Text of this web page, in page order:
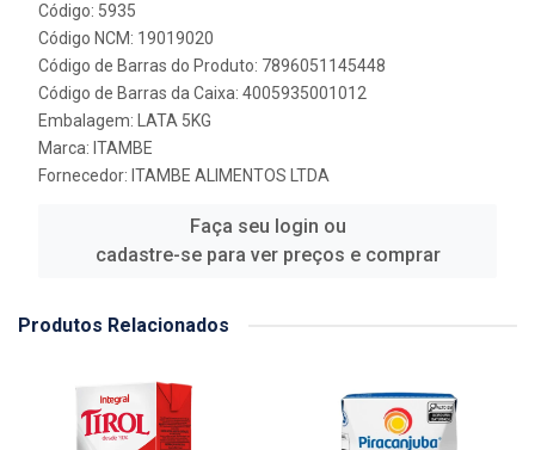
Código: 5935
Código NCM: 19019020
Código de Barras do Produto: 7896051145448
Código de Barras da Caixa: 4005935001012
Embalagem: LATA 5KG
Marca: ITAMBE
Fornecedor: ITAMBE ALIMENTOS LTDA
Faça seu login ou
cadastre-se para ver preços e comprar
Produtos Relacionados